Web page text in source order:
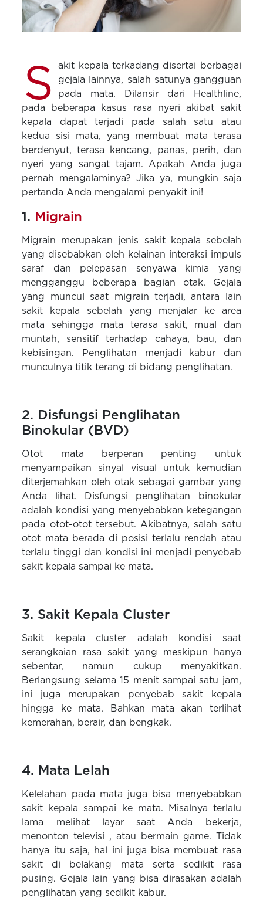
S
akit kepala terkadang disertai berbagai
gejala lainnya, salah satunya gangguan
pada mata. Dilansir dari Healthline,
pada beberapa kasus rasa nyeri akibat sakit
kepala dapat terjadi pada salah satu atau
kedua sisi mata, yang membuat mata terasa
berdenyut, terasa kencang, panas, perih, dan
nyeri yang sangat tajam. Apakah Anda juga
pernah mengalaminya? Jika ya, mungkin saja
pertanda Anda mengalami penyakit ini!
1. Migrain
Migrain merupakan jenis sakit kepala sebelah
yang disebabkan oleh kelainan interaksi impuls
saraf dan pelepasan senyawa kimia yang
mengganggu beberapa bagian otak. Gejala
yang muncul saat migrain terjadi, antara lain
sakit kepala sebelah yang menjalar ke area
mata sehingga mata terasa sakit, mual dan
muntah, sensitif terhadap cahaya, bau, dan
kebisingan. Penglihatan menjadi kabur dan
munculnya titik terang di bidang penglihatan.
2. Disfungsi Penglihatan
Binokular (BVD)
Otot mata berperan penting untuk
menyampaikan sinyal visual untuk kemudian
diterjemahkan oleh otak sebagai gambar yang
Anda lihat. Disfungsi penglihatan binokular
adalah kondisi yang menyebabkan ketegangan
pada otot-otot tersebut. Akibatnya, salah satu
otot mata berada di posisi terlalu rendah atau
terlalu tinggi dan kondisi ini menjadi penyebab
sakit kepala sampai ke mata.
3. Sakit Kepala Cluster
Sakit kepala cluster adalah kondisi saat
serangkaian rasa sakit yang meskipun hanya
sebentar, namun cukup menyakitkan.
Berlangsung selama 15 menit sampai satu jam,
ini juga merupakan penyebab sakit kepala
hingga ke mata. Bahkan mata akan terlihat
kemerahan, berair, dan bengkak.
4. Mata Lelah
Kelelahan pada mata juga bisa menyebabkan
sakit kepala sampai ke mata. Misalnya terlalu
lama melihat layar saat Anda bekerja,
menonton televisi , atau bermain game. Tidak
hanya itu saja, hal ini juga bisa membuat rasa
sakit di belakang mata serta sedikit rasa
pusing. Gejala lain yang bisa dirasakan adalah
penglihatan yang sedikit kabur.